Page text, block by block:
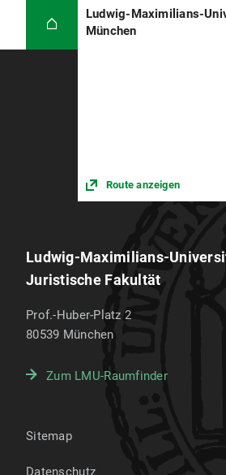
Ludwig-Maximilians-
München
Route anzeigen
Ludwig-Maximilians-
Juristische Fakultät
Prof.-Huber-Platz 2
80539 München
Zum LMU-Raumfinder
Sitemap
Datenschutz